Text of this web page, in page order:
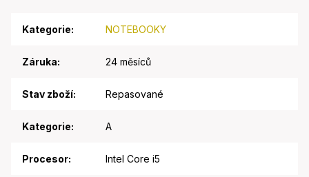
Kategorie: NOTEBOOKY
Záruka: 24 měsíců
Stav zboží: Repasované
Kategorie: A
Procesor: Intel Core i5